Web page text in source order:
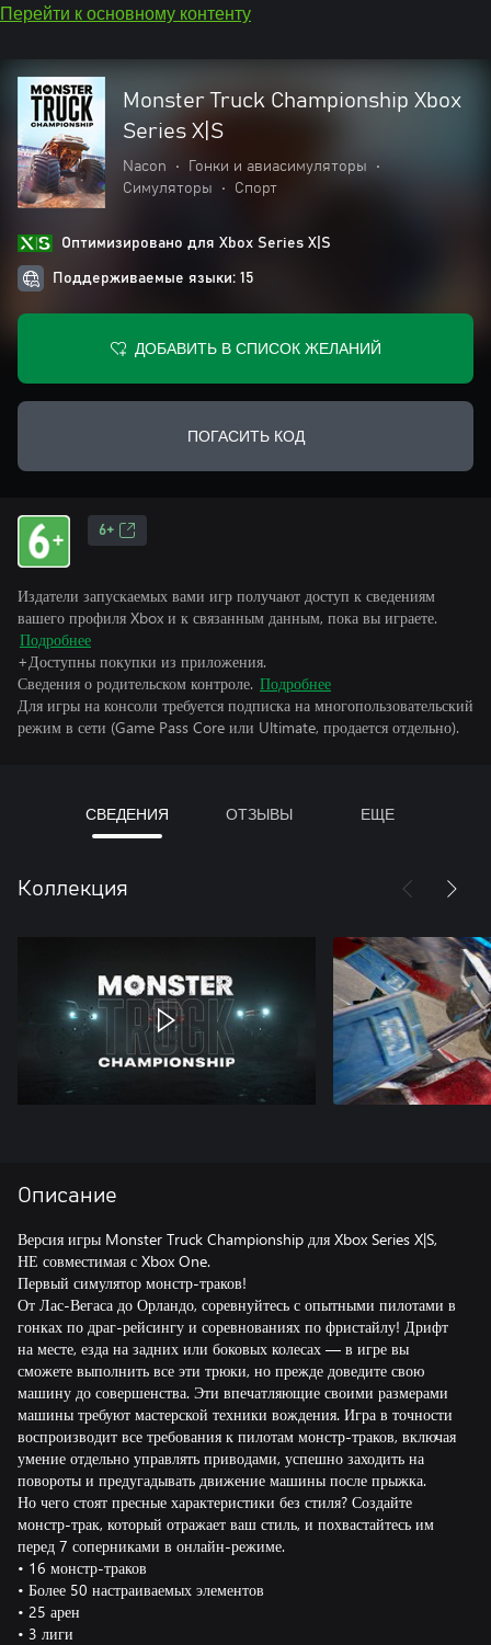
Перейти к основному контенту
Monster Truck Championship Xbox
Series X|S
Nacon • Гонки и авиасимуляторы
•
Симуляторы
• Спорт
Оптимизировано для Xbox Series X|S
Поддерживаемые языки: 15
ДОБАВИТЬ В СПИСОК ЖЕЛАНИЙ
ПОГАСИТЬ КОД
6+
Издатели запускаемых вами игр получают доступ к сведениям
вашего профиля Xbox и к связанным данным, пока вы играете.
Подробнее
+Доступны покупки из приложения.
Сведения о родительском контроле. Подробнее
Для игры на консоли требуется подписка на многопользовательский
режим в сети (Game Pass Core или Ultimate, продается отдельно).
СВЕДЕНИЯ ОТЗЫВЫ ЕЩЕ
Коллекция
Описание
Версия игры Monster Truck Championship для Xbox Series X|S,
НЕ совместимая с Xbox One.
Первый симулятор монстр-траков!
От Лас-Вегаса до Орландо, соревнуйтесь с опытными пилотами в
гонках по драг-рейсингу и соревнованиях по фристайлу! Дрифт
на месте, езда на задних или боковых колесах — в игре вы
сможете выполнить все эти трюки, но прежде доведите свою
машину до совершенства. Эти впечатляющие своими размерами
машины требуют мастерской техники вождения. Игра в точности
воспроизводит все требования к пилотам монстр-траков, включая
умение отдельно управлять приводами, успешно заходить на
повороты и предугадывать движение машины после прыжка.
Но чего стоят пресные характеристики без стиля? Создайте
монстр-трак, который отражает ваш стиль, и похвастайтесь им
перед 7 соперниками в онлайн-режиме.
• 16 монстр-траков
• Более 50 настраиваемых элементов
• 25 арен
• 3 лиги